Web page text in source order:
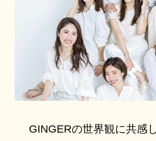
GINGERの世界観に共感